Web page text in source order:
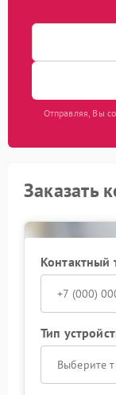
Отправляя, Вы
Заказать
Контактный
Тип
Выберите